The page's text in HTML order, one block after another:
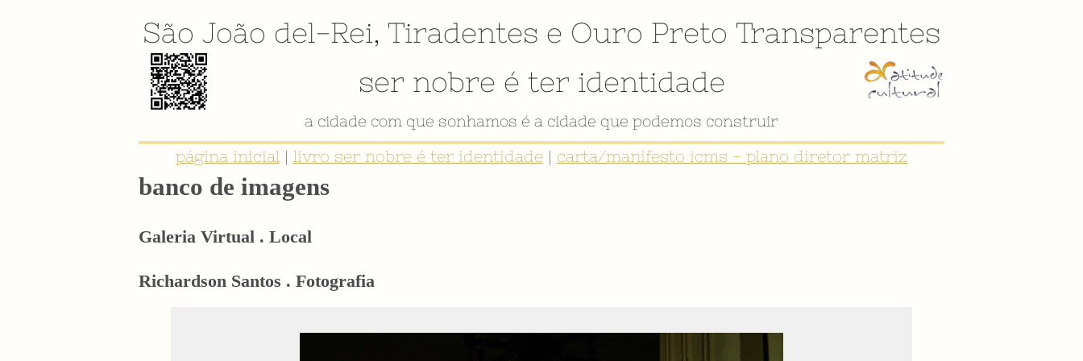
São João del-Rei, Tiradentes e Ouro Preto Transparentes
ser nobre é ter identidade
a cidade com que sonhamos é a cidade que podemos construir
página inicial | livro ser nobre é ter identidade | carta/manifesto icms - plano diretor matriz
banco de imagens
Galeria Virtual . Local
Richardson Santos . Fotografia